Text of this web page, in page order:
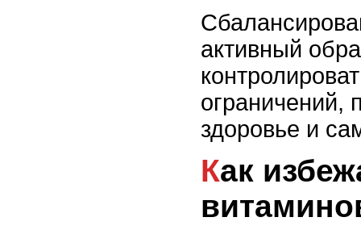
активный
ограничений,
здоровье и
Как избежать дефицита